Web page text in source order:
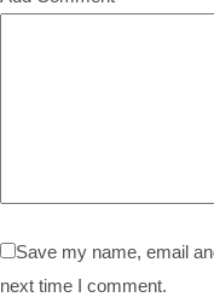
Save my name, email
next time I comment.